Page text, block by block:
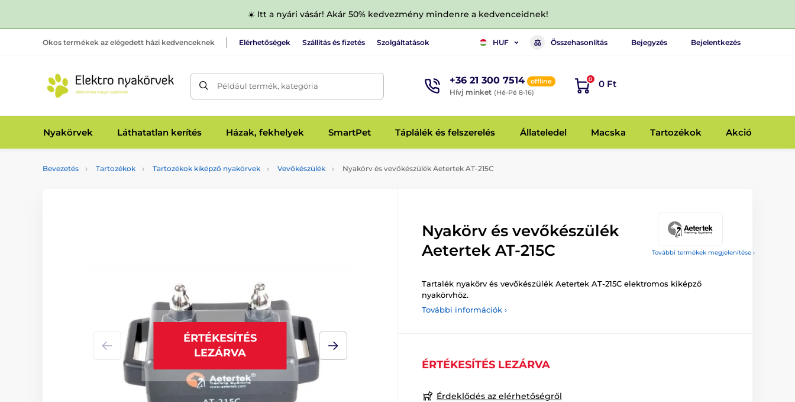
☀️ Itt a nyári vásár! Akár 50% kedvezmény mindenre a kedvenceidnek!
Okos termékek az elégedett házi kedvenceknek Elérhetőségek Szállítás és fizetés Szolgáltatások HUF Összehasonlítás Bejegyzés Bejelentkezés
Például termék, kategória +36 21 300 7514 offline
Hívj minket (Hé-Pé 8-16)
0 0 Ft
Nyakörvek Láthatatlan kerítés Házak, fekhelyek SmartPet Táplálék és felszerelés Állateledel Macska Tartozékok Akció
Bevezetés Tartozékok Tartozékok kiképző nyakörvek Vevőkészülék Nyakörv és vevőkészülék Aetertek AT-215C
További termékek megjelenítése ›
ÉRTÉKESÍTÉS
LEZÁRVA
Nyakörv és vevőkészülék
Aetertek AT-215C
Tartalék nyakörv és vevőkészülék Aetertek AT-215C elektromos kiképző
nyakörvhöz.
További információk ›
ÉRTÉKESÍTÉS LEZÁRVA
Érdeklődés az elérhetőségről